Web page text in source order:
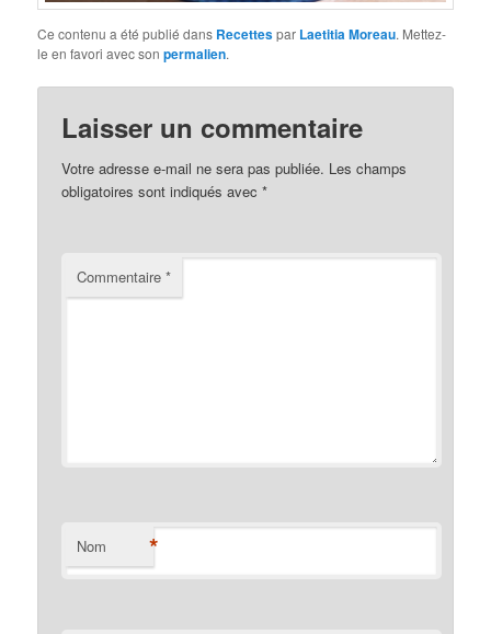
Ce contenu a été publié dans Recettespar Laetitia Moreau. Mettez-
le en favori avec sonpermalien.
Laisser un commentaire
Votre adresse e-mail ne sera pas publiée. Les champs
obligatoires sont indiqués avec*
Commentaire*
Nom *